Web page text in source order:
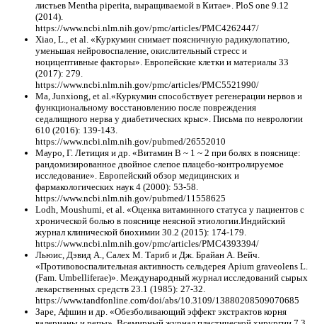
листьев Mentha piperita, выращиваемой в Китае». PloS one 9.12
(2014).
https://www.ncbi.nlm.nih.gov/pmc/articles/PMC4262447/
Xiao, L., et al. «Куркумин снимает поясничную радикулопатию,
уменьшая нейровоспаление, окислительный стресс и
ноцицептивные факторы». Европейские клетки и материалы 33
(2017): 279.
https://www.ncbi.nlm.nih.gov/pmc/articles/PMC5521990/
Ma, Junxiong, et al.«Куркумин способствует регенерации нервов и
функциональному восстановлению после повреждения
седалищного нерва у диабетических крыс». Письма по неврологии
610 (2016): 139-143.
https://www.ncbi.nlm.nih.gov/pubmed/26552010
Мауро, Г. Летиция и др. «Витамин B ~ 1 ~ 2 при болях в пояснице:
рандомизированное двойное слепое плацебо-контролируемое
исследование». Европейский обзор медицинских и
фармакологических наук 4 (2000): 53-58.
https://www.ncbi.nlm.nih.gov/pubmed/11558625
Lodh, Moushumi, et al. «Оценка витаминного статуса у пациентов с
хронической болью в пояснице неясной этиологии.Индийский
журнал клинической биохимии 30.2 (2015): 174-179.
https://www.ncbi.nlm.nih.gov/pmc/articles/PMC4393394/
Льюис, Дэвид А., Салех М. Тариб и Дж. Брайан А. Вейч.
«Противовоспалительная активность сельдерея Apium graveolens L.
(Fam. Umbelliferae)». Международный журнал исследований сырых
лекарственных средств 23.1 (1985): 27-32.
https://www.tandfonline.com/doi/abs/10.3109/13880208509070685
Заре, Афшин и др. «Обезболивающий эффект экстрактов корня